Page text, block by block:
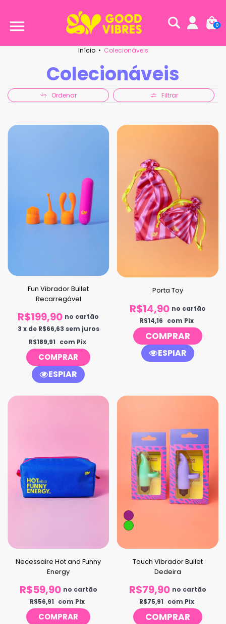
0
Início • Colecionáveis
Colecionáveis
Ordenar Filtrar
Fun Vibrador Bullet
Recarregável
R$199,90 no cartão
3 x de R$66,63 sem juros
R$189,91 com Pix
ESPIAR
Porta Toy
R$14,90 no cartão
R$14,16 com Pix
COMPRAR
ESPIAR
Necessaire Hot and Funny
Energy
R$59,90 no cartão
R$56,91 com Pix
Touch Vibrador Bullet
Dedeira
R$79,90 no cartão
R$75,91 com Pix
COMPRAR